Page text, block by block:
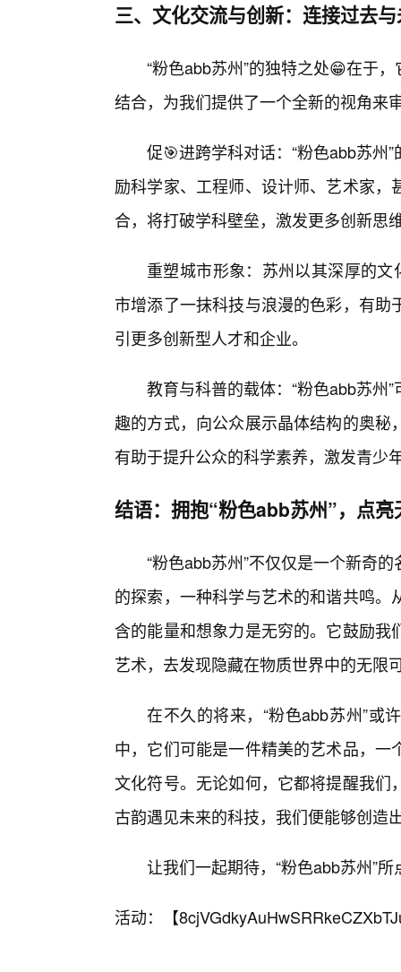
三、文化交流与创新：连接过去
“粉色abb苏州”的独特之处😁在于
结合，为我们提供了一个全新的视角来
促🎯进跨学科对话：“粉色abb苏州
励科学家、工程师、设计师、艺术家
合，将打破学科壁垒，激发更多创新思
重塑城市形象：苏州以其深厚的文
市增添了一抹科技与浪漫的色彩，有
引更多创新型人才和企业。
教育与科普的载体：“粉色abb苏州
趣的方式，向公众展示晶体结构的奥
有助于提升公众的科学素养，激发青少
结语：拥抱“粉色abb苏州”，点亮
“粉色abb苏州”不仅仅是一个新奇
的探索，一种科学与艺术的和谐共鸣
含的能量和想象力是无穷的。它鼓励
艺术，去发现隐藏在物质世界中的无限
在不久的将来，“粉色abb苏州”或
中，它们可能是一件精美的艺术品，
文化符号。无论如何，它都将提醒我
古韵遇见未来的科技，我们便能够创造
让我们一起期待，“粉色abb苏州”
活动：【